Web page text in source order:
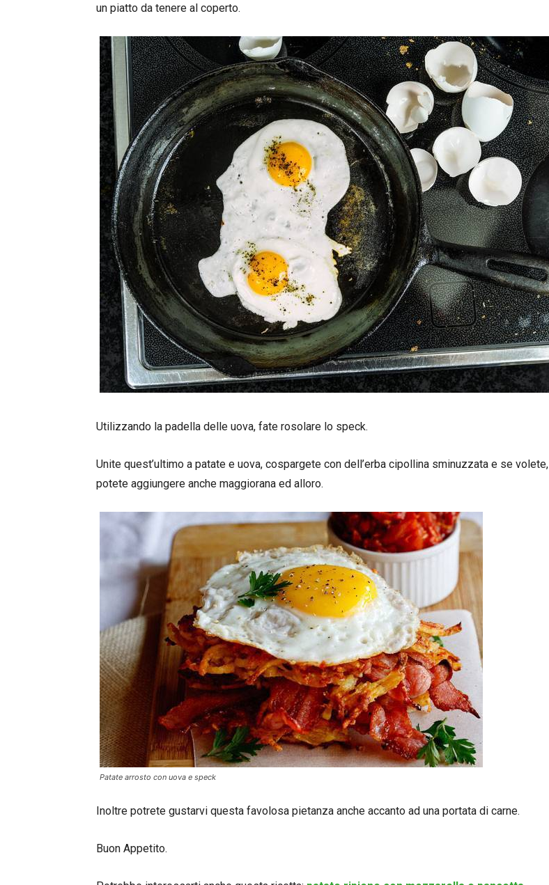
un piatto da tenere al coperto.
Utilizzando la padella delle uova, fate rosolare lo speck.
Unite quest’ultimo a patate e uova, cospargete con dell’erba cipollina sminuzzata e se volete,
potete aggiungere anche maggiorana ed alloro.
Patate arrosto con uova e speck
Inoltre potrete gustarvi questa favolosa pietanza anche accanto ad una portata di carne.
Buon Appetito.